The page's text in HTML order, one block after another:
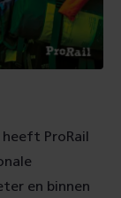
ProRail
en binnen